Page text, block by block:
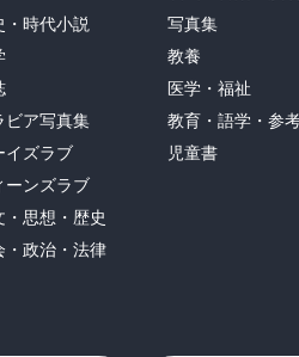
・時代小説
ビア写真集
イズラブ
ーンズラブ
・思想・歴史
・政治・法律
写真集
教養
医学・福祉
教育・語学・参
児童書